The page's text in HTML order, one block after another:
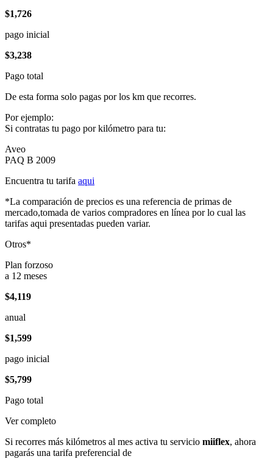
$1,726
pago inicial
$3,238
Pago total
De esta forma solo pagas por los km que recorres.
Por ejemplo:
Si contratas tu pago por kilómetro para tu:
Aveo
PAQ B 2009
Encuentra tu tarifa aqui
*La comparación de precios es una referencia de primas de
mercado,tomada de varios compradores en línea por lo cual las
tarifas aqui presentadas pueden variar.
Otros*
Plan forzoso
a 12 meses
$4,119
anual
$1,599
pago inicial
$5,799
Pago total
Ver completo
Si recorres más kilómetros al mes activa tu servicio miiflex, ahora
pagarás una tarifa preferencial de